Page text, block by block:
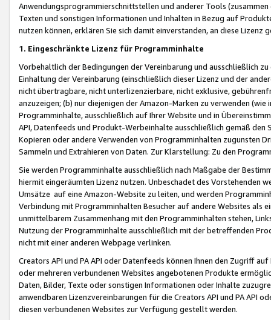
Anwendungsprogrammierschnittstellen und anderer Tools (zusammen
Texten und sonstigen Informationen und Inhalten in Bezug auf
nutzen können, erklären Sie sich damit einverstanden, an diese Lizenz
1. Eingeschränkte Lizenz für Programminhalte
Vorbehaltlich der Bedingungen der Vereinbarung und ausschließlich
Einhaltung der Vereinbarung (einschließlich dieser Lizenz und der
nicht übertragbare, nicht unterlizenzierbare, nicht exklusive,
anzuzeigen; (b) nur diejenigen der Amazon-Marken zu verwenden
Programminhalte, ausschließlich auf Ihrer Website und in
API, Datenfeeds und Produkt-Werbeinhalte ausschließlich gemäß
Kopieren oder andere Verwenden von Programminhalten zugunsten
Sammeln und Extrahieren von Daten. Zur Klarstellung: Zu den
Sie werden Programminhalte ausschließlich nach Maßgabe der
hiermit eingeräumten Lizenz nutzen. Unbeschadet des Vorstehenden
Umsätze auf eine Amazon-Website zu leiten, und werden
Verbindung mit Programminhalten Besucher auf andere Websites als
unmittelbarem Zusammenhang mit den Programminhalten stehen,
Nutzung der Programminhalte ausschließlich mit der betreffenden
nicht mit einer anderen Webpage verlinken.
Creators API und PA API oder Datenfeeds können Ihnen den Zugriff
oder mehreren verbundenen Websites angebotenen Produkte
Daten, Bilder, Texte oder sonstigen Informationen oder Inhalte
anwendbaren Lizenzvereinbarungen für die Creators API und PA API
diesen verbundenen Websites zur Verfügung gestellt werden.